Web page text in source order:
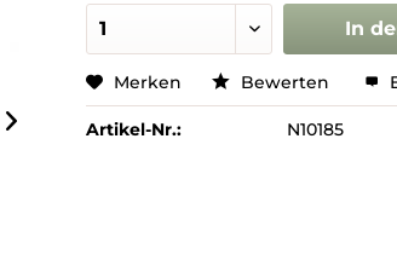
In
Merken Bewerten
Artikel-Nr.: N10185